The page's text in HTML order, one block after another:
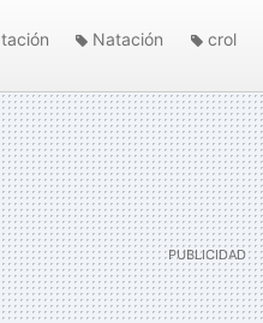
Natación crol